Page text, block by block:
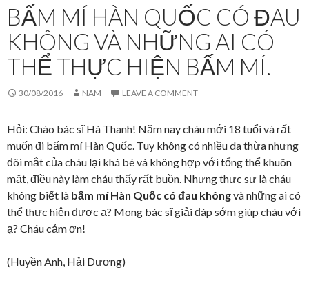
BẤM MÍ HÀN QUỐC CÓ ĐAU
KHÔNG VÀ NHỮNG AI CÓ
THỂ THỰC HIỆN BẤM MÍ.
30/08/2016 NAM LEAVE A COMMENT
Hỏi: Chào bác sĩ Hà Thanh! Năm nay cháu mới 18 tuổi và rất
muốn đi bấm mí Hàn Quốc. Tuy không có nhiều da thừa nhưng
đôi mắt của cháu lại khá bé và không hợp với tổng thể khuôn
mặt, điều này làm cháu thấy rất buồn. Nhưng thực sự là cháu
không biết là bấm mí Hàn Quốc có đau khôngvà những ai có
thể thực hiện được ạ? Mong bác sĩ giải đáp sớm giúp cháu với
ạ? Cháu cảm ơn!
(Huyền Anh, Hải Dương)